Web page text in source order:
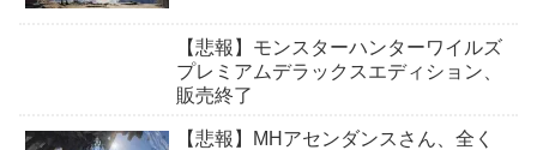
【悲報】モンスターハンターワイルズ
プレミアムデラックスエディション、
販売終了
【悲報】MHアセンダンスさん、全く